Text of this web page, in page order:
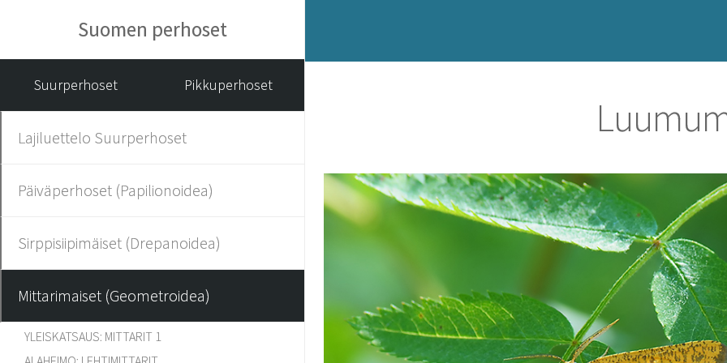
Suomen perhoset
Suurperhoset Pikkuperhoset
Lajiluettelo Suurperhoset
Päiväperhoset (Papilionoidea)
Sirppisiipimäiset (Drepanoidea)
Mittarimaiset (Geometroidea)
YLEISKATSAUS: MITTARIT 1